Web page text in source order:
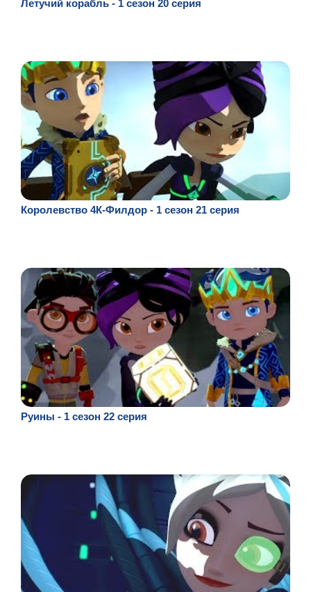
Летучий корабль - 1 сезон 20 серия
Королевство 4К-Филдор - 1 сезон 21 серия
Руины - 1 сезон 22 серия